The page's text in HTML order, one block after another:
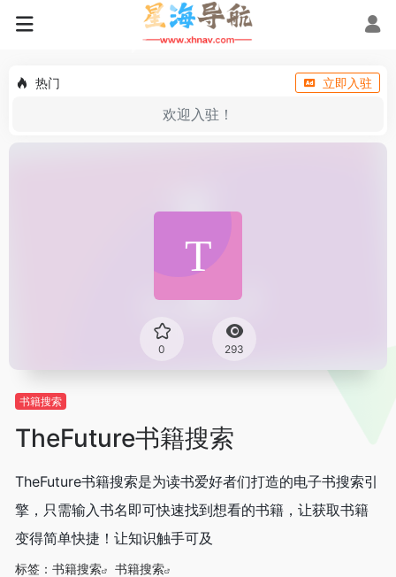
热门 立即入驻
欢迎入驻！
0 293
书籍搜索
TheFuture书籍搜索
TheFuture书籍搜索是为读书爱好者们打造的电子书搜索引
擎，只需输入书名即可快速找到想看的书籍，让获取书籍
变得简单快捷！让知识触手可及
标签： 书籍搜索
书籍搜索